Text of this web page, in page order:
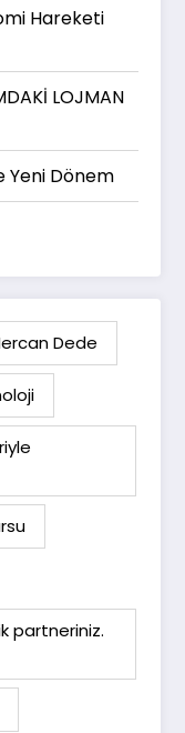
Hareketi
LOJMAN
Yeni Dönem
Dede
partneriniz.